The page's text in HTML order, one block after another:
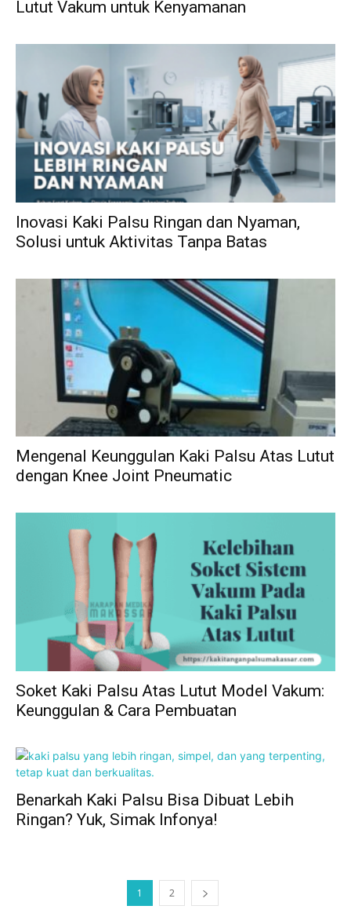
Lutut Vakum untuk Kenyamanan
Inovasi Kaki Palsu Ringan dan Nyaman,
Solusi untuk Aktivitas Tanpa Batas
Mengenal Keunggulan Kaki Palsu Atas Lutut
dengan Knee Joint Pneumatic
Soket Kaki Palsu Atas Lutut Model Vakum:
Keunggulan & Cara Pembuatan
Benarkah Kaki Palsu Bisa Dibuat Lebih
Ringan? Yuk, Simak Infonya!
1 2